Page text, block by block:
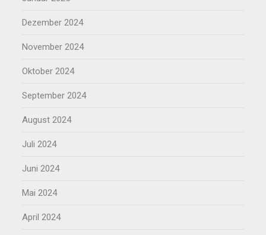
Dezember 2024
November 2024
Oktober 2024
September 2024
August 2024
Juli 2024
Juni 2024
Mai 2024
April 2024